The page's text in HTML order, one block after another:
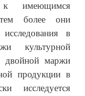
имеющимся
более они
в
культурной
двойной маржи
продукции в
исследуется